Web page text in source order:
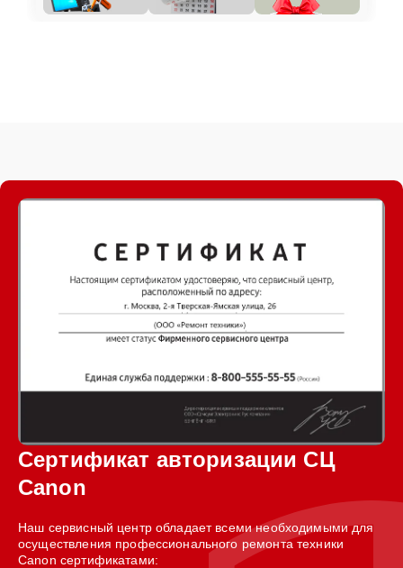
Сертификат авторизации СЦ
Canon
Наш сервисный центр обладает всеми необходимыми для
осуществления профессионального ремонта техники
Canon сертификатами: